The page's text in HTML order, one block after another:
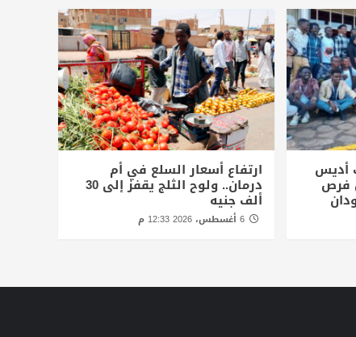
أديس
فرص
ارتفاع أسعار السلع في أم
درمان.. ولوح الثلج يقفز إلى 30
ألف جنيه
6 أغسطس، 2026 12:33 م